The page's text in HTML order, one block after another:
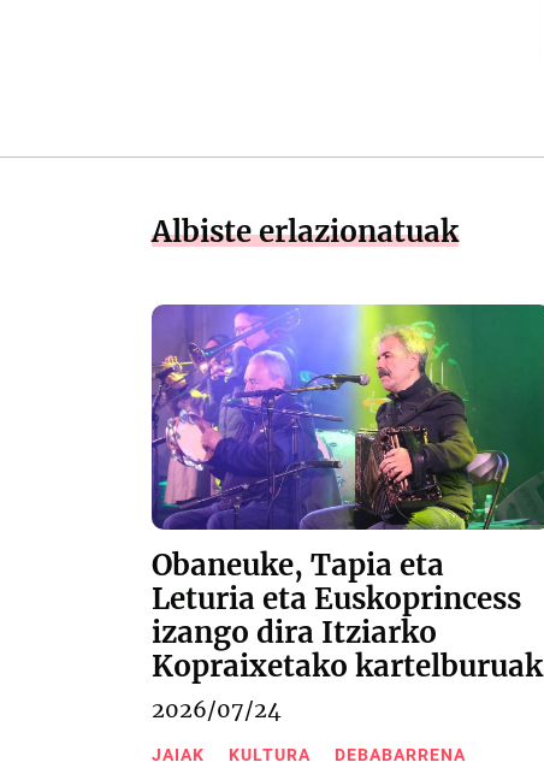
Albiste erlazionatuak
Obaneuke, Tapia eta
Leturia eta Euskoprincess
izango dira Itziarko
Kopraixetako kartelburuak
2026/07/24
JAIAK KULTURA DEBABARRENA